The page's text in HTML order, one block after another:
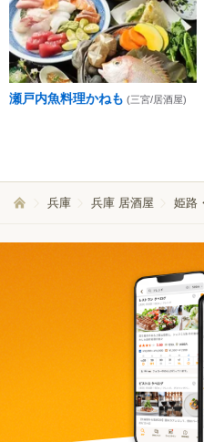
瀬戸内魚料理かねも (三宮/居酒屋)
兵庫 兵庫 居酒屋 姫路